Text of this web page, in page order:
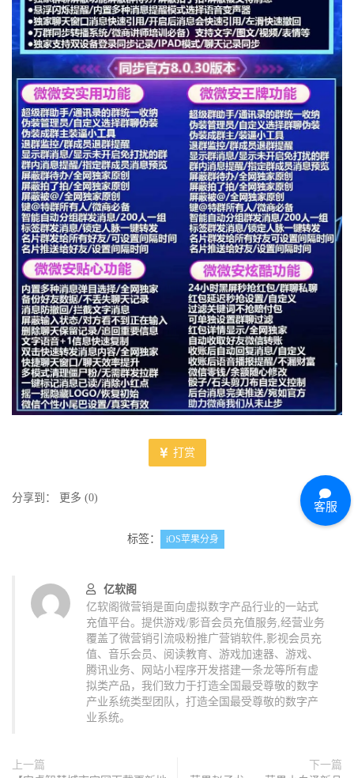
打赏
分享到： 更多 (0)
标签： iOS苹果分身
亿软阁
亿软阁微营销是面向虚拟数字产品行业的一站式
充值平台。提供游戏/影音会员充值服务,经营业务
覆盖了微营销引流吸粉推广营销软件,影视会员充
值、音乐会员、阅读教育、游戏加速器、游戏、
腾讯业务、网站小程序开发搭建一条龙等所有虚
拟类产品，我们致力于打造全国最受尊敬的数字
产业系统类型团队，打造全国最受尊敬的数字产
业系统。
上一篇
下一篇
客服